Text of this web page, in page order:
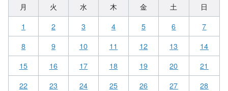
月 火 水 木 金 土
日
1
2 3 4 5 6
7
8
9 10 11 12 13
14
15
16 17 18 19 20
21
22
23 24 25 26 27
28